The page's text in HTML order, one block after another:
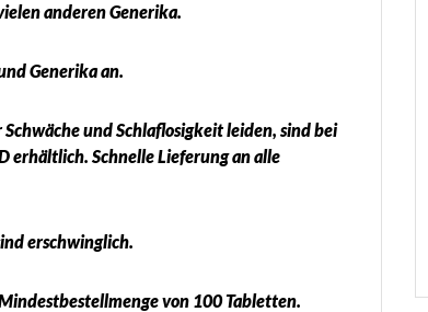
anderen Generika.
Generika an.
und Schlaflosigkeit leiden, sind bei
erhältlich. Schnelle Lieferung an alle
erschwinglich.
von 100 Tabletten.